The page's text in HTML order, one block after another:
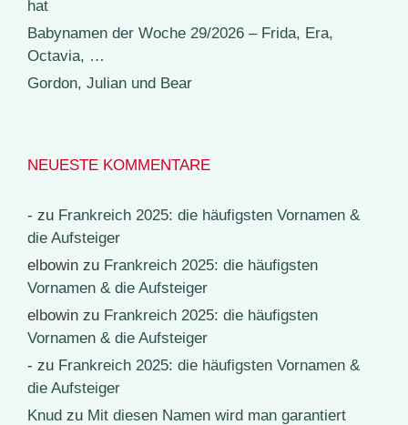
hat
Babynamen der Woche 29/2026 – Frida, Era,
Octavia, …
Gordon, Julian und Bear
NEUESTE KOMMENTARE
- zu Frankreich 2025: die häufigsten Vornamen &
die Aufsteiger
elbowin zu Frankreich 2025: die häufigsten
Vornamen & die Aufsteiger
elbowin zu Frankreich 2025: die häufigsten
Vornamen & die Aufsteiger
- zu Frankreich 2025: die häufigsten Vornamen &
die Aufsteiger
Knud zu Mit diesen Namen wird man garantiert